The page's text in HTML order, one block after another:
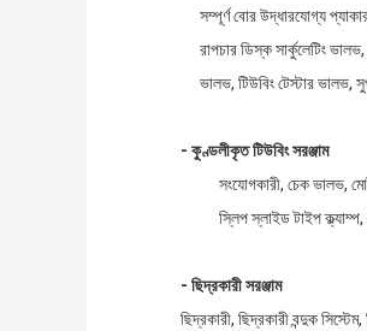
সম্পূর্ণ বোর উদ্ধারযোগ্য
রাপচার ডিস্ক সার্কুলেটিং
ভালভ, টিউবিং টেস্টার ভালভ,
- কুণ্ডলীকৃত টিউবিং সরঞ্জাম
সংযোগকারী, চেক ভালভ,
স্লিপ স্লাইড টাইপ ক্ল্যাম্প,
- ছিদ্রকারী সরঞ্জাম
ছিদ্রকারী, ছিদ্রকারী বন্দুক